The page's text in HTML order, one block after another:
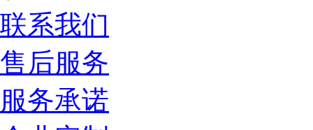
联系我们
售后服务
服务承诺